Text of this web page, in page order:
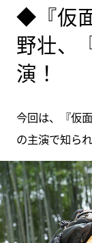
◆『仮
野壮、
演！
今回は、『仮
の主演で知ら